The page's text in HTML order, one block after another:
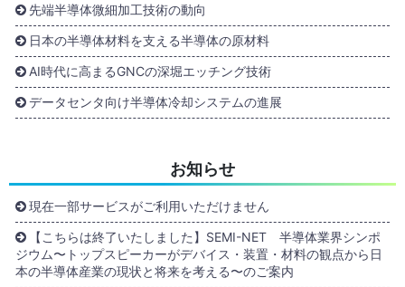
先端半導体微細加工技術の動向
日本の半導体材料を支える半導体の原材料
AI時代に高まるGNCの深堀エッチング技術
データセンタ向け半導体冷却システムの進展
お知らせ
現在一部サービスがご利用いただけません
【こちらは終了いたしました】SEMI-NET 半導体業界シンポ
ジウム〜トップスピーカーがデバイス・装置・材料の観点から日
本の半導体産業の現状と将来を考える〜のご案内